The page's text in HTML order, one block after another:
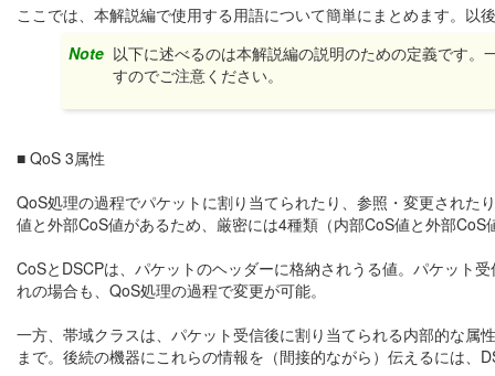
ここでは、本解説編で使用する用語について簡単にまとめます。
Note 以下に述べるのは本解説編の説明のための定義です
すのでご注意ください。
■ QoS 3属性
QoS処理の過程でパケットに割り当てられたり、参照・変更された
値と外部CoS値があるため、厳密には4種類（内部CoS値と外部CoS
CoSとDSCPは、パケットのヘッダーに格納されうる値。パケット
れの場合も、QoS処理の過程で変更が可能。
一方、帯域クラスは、パケット受信後に割り当てられる内部的な
まで。後続の機器にこれらの情報を（間接的ながら）伝えるには、